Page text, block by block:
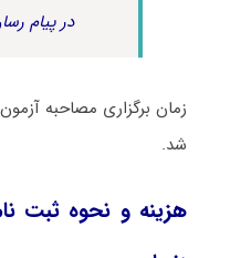
در پیام
شد.
هزینه و نحوه ثبت